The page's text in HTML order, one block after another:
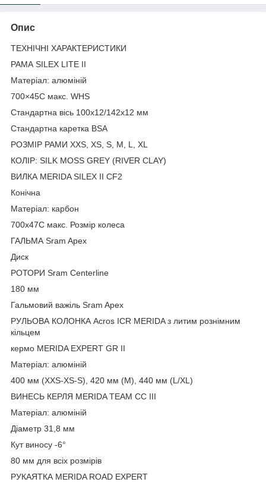
Опис
ТЕХНІЧНІ ХАРАКТЕРИСТИКИ
РАМА SILEX LITE II
Матеріал: алюміній
700×45C макс. WHS
Стандартна вісь 100x12/142x12 мм
Стандартна каретка BSA
РОЗМІР РАМИ XXS, XS, S, M, L, XL
КОЛІР: SILK MOSS GREY (RIVER CLAY)
ВИЛКА MERIDA SILEX II CF2
Конічна
Матеріал: карбон
700x47C макс. Розмір колеса
ГАЛЬМА Sram Apex
Диск
РОТОРИ Sram Centerline
180 мм
Гальмовий важіль Sram Apex
РУЛЬОВА КОЛОНКА Acros ICR MERIDA з литим рознімним
кільцем
кермо MERIDA EXPERT GR II
Матеріал: алюміній
400 мм (XXS-XS-S), 420 мм (M), 440 мм (L/XL)
ВИНЕСЬ КЕРЛЯ MERIDA TEAM CC III
Матеріал: алюміній
Діаметр 31,8 мм
Кут виносу -6°
80 мм для всіх розмірів
РУКАЯТКА MERIDA ROAD EXPERT